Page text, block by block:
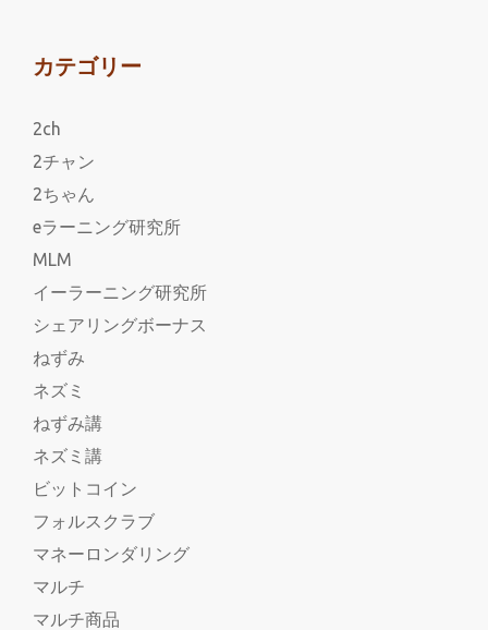
カテゴリー
2ch
2チャン
2ちゃん
eラーニング研究所
MLM
イーラーニング研究所
シェアリングボーナス
ねずみ
ネズミ
ねずみ講
ネズミ講
ビットコイン
フォルスクラブ
マネーロンダリング
マルチ
マルチ商品